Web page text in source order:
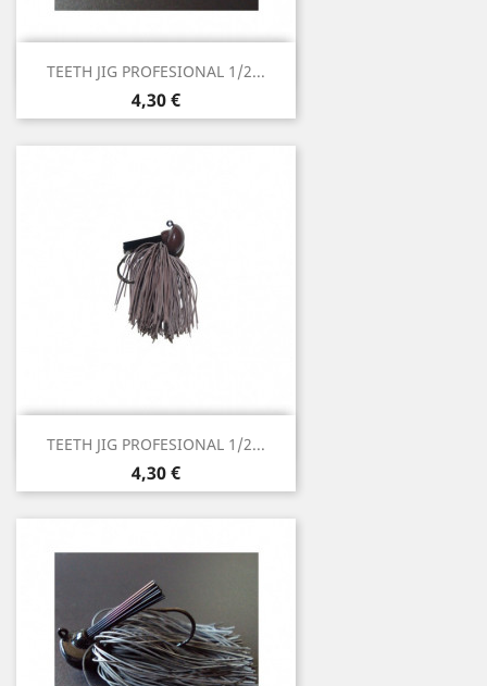
 Vista rápida
TEETH JIG PROFESIONAL 1/2...
4,30 €
 Vista rápida
TEETH JIG PROFESIONAL 1/2...
4,30 €